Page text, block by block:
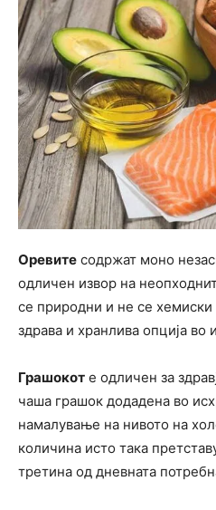
Оревите содржат моно
одличен извор на
се природни и не се хемиски
здрава и хранлива опција во
Грашокот е одличен за
чаша грашок додадена во
намалување на нивото на
количина исто така
третина од дневната